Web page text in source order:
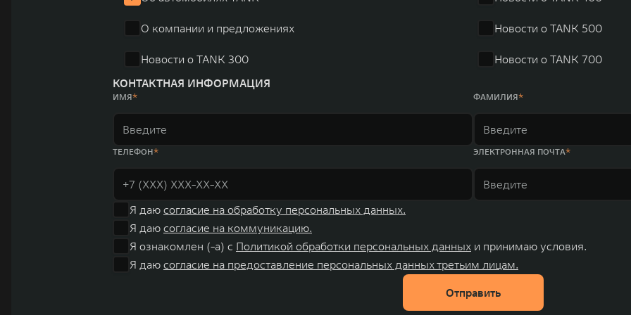
О компании и предложениях
Новости о TANK 300
Новости о TANK 500
Новости о TANK 700
КОНТАКТНАЯ ИНФОРМАЦИЯ
ИМЯ ФАМИЛИЯ
ТЕЛЕФОН ЭЛЕКТРОННАЯ ПОЧТА
Я даю согласие на обработку персональных данных.
Я даю согласие на коммуникацию.
Я ознакомлен (-а) с Политикой обработки персональных данных и принимаю условия.
Я даю согласие на предоставление персональных данных третьим лицам.
Отправить